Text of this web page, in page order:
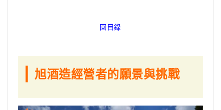
回目錄
| 旭酒造經營者的願景與挑戰